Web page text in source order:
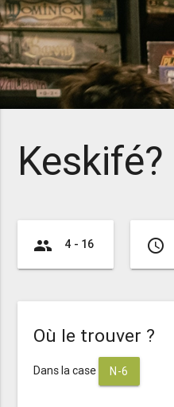
Keskifé?
group 4 - 16 access_time
Où le trouver ?
Dans la case N-6